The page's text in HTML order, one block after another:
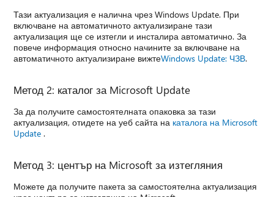
Тази актуализация е налична чрез Windows Update. При
включване на автоматичното актуализиране тази
актуализация ще се изтегли и инсталира автоматично. За
повече информация относно начините за включване на
автоматичното актуализиране вижтеWindows Update: ЧЗВ.
Метод 2: каталог за Microsoft Update
За да получите самостоятелната опаковка за тази
актуализация, отидете на уеб сайта на каталога на Microsoft
Update .
Метод 3: център на Microsoft за изтегляния
Можете да получите пакета за самостоятелна актуализация